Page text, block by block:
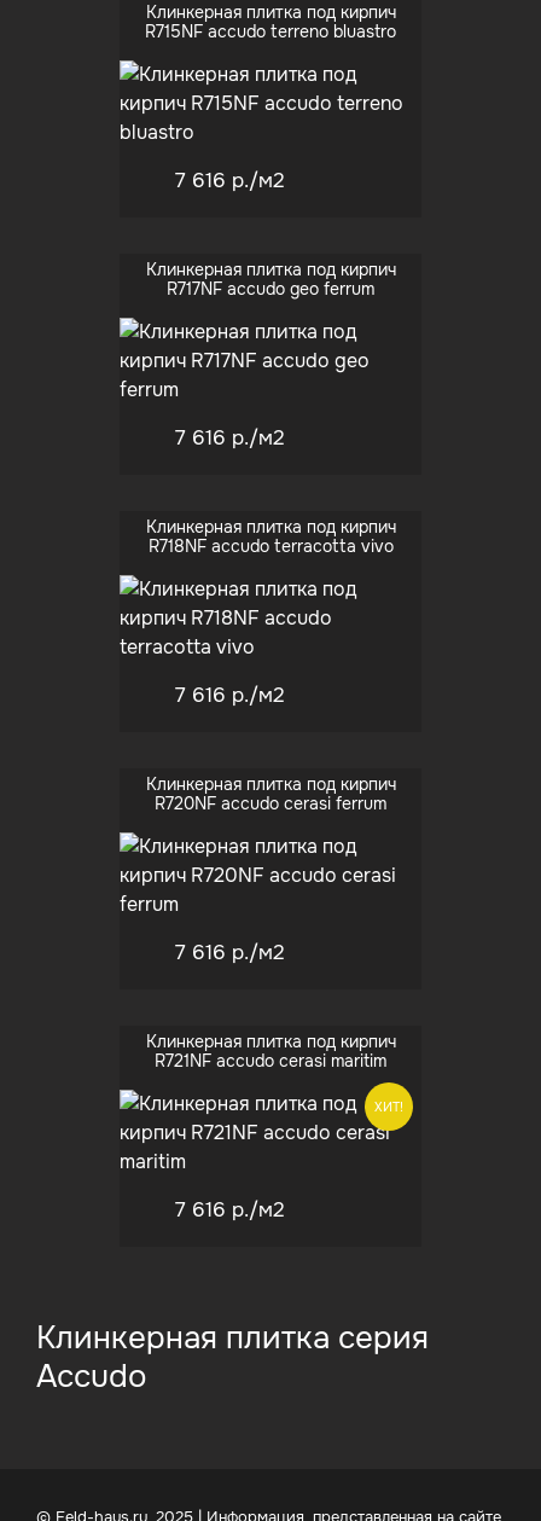
Клинкерная плитка под кирпич
R715NF accudo terreno bluastro
7 616 р./м2
Клинкерная плитка под кирпич
R717NF accudo geo ferrum
7 616 р./м2
Клинкерная плитка под кирпич
R718NF accudo terracotta vivo
7 616 р./м2
Клинкерная плитка под кирпич
R720NF accudo cerasi ferrum
7 616 р./м2
Клинкерная плитка под кирпич
R721NF accudo cerasi maritim
7 616 р./м2
ХИТ!
Клинкерная плитка серия
Accudo